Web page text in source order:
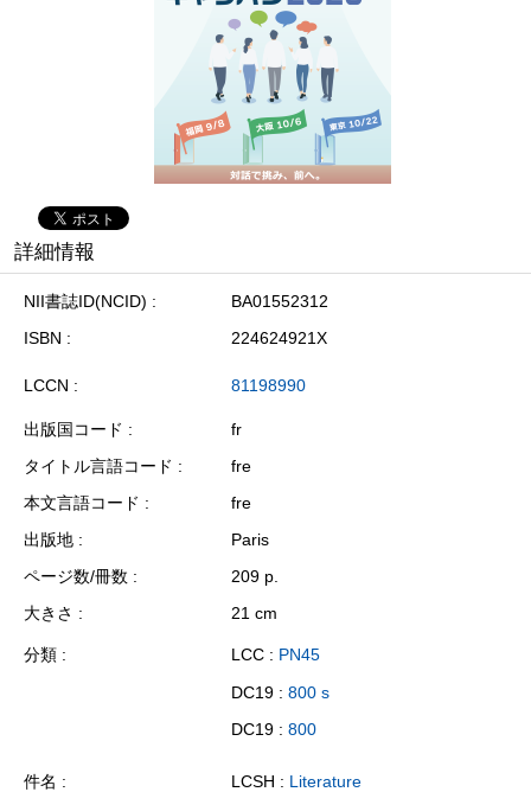
詳細情報
NII書誌ID(NCID)
BA01552312
ISBN
224624921X
LCCN 81198990
出版国コード
fr
タイトル言語コード
fre
本文言語コード
fre
出版地
Paris
ページ数/冊数
209 p.
大きさ
21 cm
分類 LCC : PN45
DC19 : 800 s
DC19 : 800
件名 LCSH : Literature